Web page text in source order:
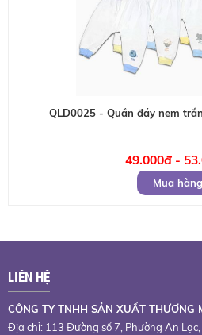
QLD0025 - Quần đáy nem
49.000đ -
Mua hàng
LIÊN HỆ
CÔNG TY TNHH SẢN XUẤT THƯƠNG
Địa chỉ: 113 Đường số 7, Phường An Lạc,